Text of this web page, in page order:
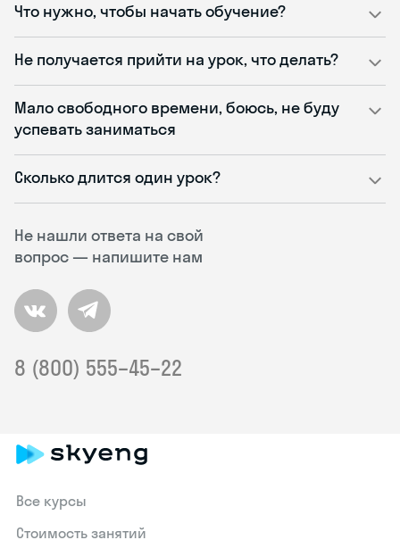
Не нашли ответа на свой
вопрос — напишите нам
8 (800) 555–45–22
Что нужно, чтобы начать обучение?
Не получается прийти на урок, что делать?
Мало свободного времени, боюсь, не буду
успевать заниматься
Сколько длится один урок?
Все курсы
Стоимость занятий